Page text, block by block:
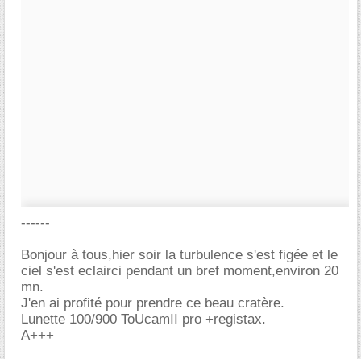
------
Bonjour à tous,hier soir la turbulence s'est figée et le
ciel s'est eclairci pendant un bref moment,environ 20
mn.
J'en ai profité pour prendre ce beau cratère.
Lunette 100/900 ToUcamII pro +registax.
A+++